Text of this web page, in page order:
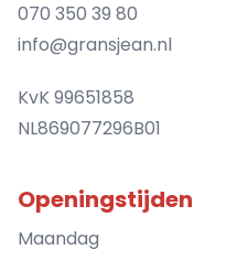
070 350 39 80
info@gransjean.nl
KvK 99651858
NL869077296B01
Openingstijden
Maandag